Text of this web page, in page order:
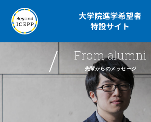
From alumni
先輩からのメッセージ